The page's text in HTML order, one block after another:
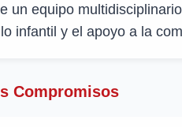
un equipo
infantil y el apoyo a la
Compromisos